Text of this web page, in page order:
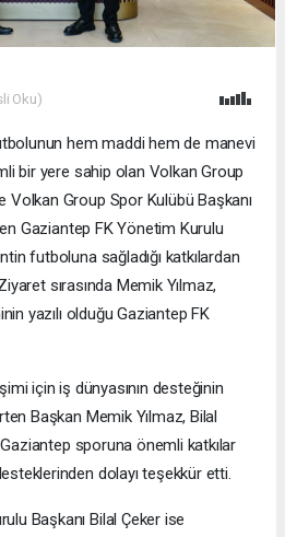
Oku)
hem maddi hem de manevi
bir yere sahip olan Volkan Group
Volkan Group Spor Kulübü Başkanı
Gaziantep FK Yönetim Kurulu
futboluna sağladığı katkılardan
sırasında Memik Yılmaz,
yazılı olduğu Gaziantep FK
için iş dünyasının desteğinin
Başkan Memik Yılmaz, Bilal
Gaziantep sporuna önemli katkılar
dolayı teşekkür etti.
Başkanı Bilal Çeker ise